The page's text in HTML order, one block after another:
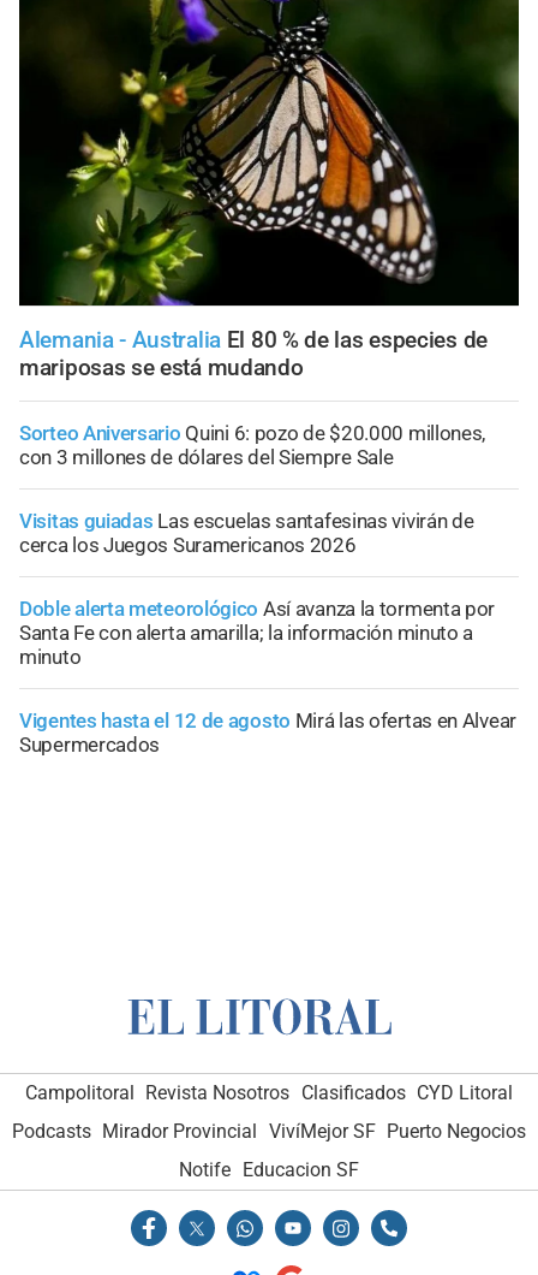
Alemania - Australia El 80 % de las especies de
mariposas se está mudando
Sorteo Aniversario Quini 6: pozo de $20.000 millones,
con 3 millones de dólares del Siempre Sale
Visitas guiadas Las escuelas santafesinas vivirán de
cerca los Juegos Suramericanos 2026
Doble alerta meteorológico Así avanza la tormenta por
Santa Fe con alerta amarilla; la información minuto a
minuto
Vigentes hasta el 12 de agosto Mirá las ofertas en Alvear
Supermercados
Campolitoral Revista Nosotros Clasificados CYD Litoral
Podcasts Mirador Provincial VivíMejor SF Puerto Negocios
Notife Educacion SF